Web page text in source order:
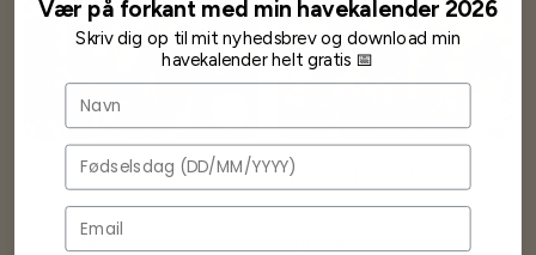
Cimmeron - Romaine salat
18,00 kr
Prizehead - Salat
Vær på forkant med min havekalender 2026
Skriv dig op til mit nyhedsbrev og download min
havekalender helt gratis 📅
Navn
Fødselsdag